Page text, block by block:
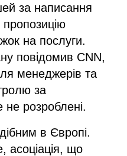
за написання
пропозицію
на послуги.
повідомив CNN,
менеджерів та
за
розроблені.
в Європі.
асоціація, що